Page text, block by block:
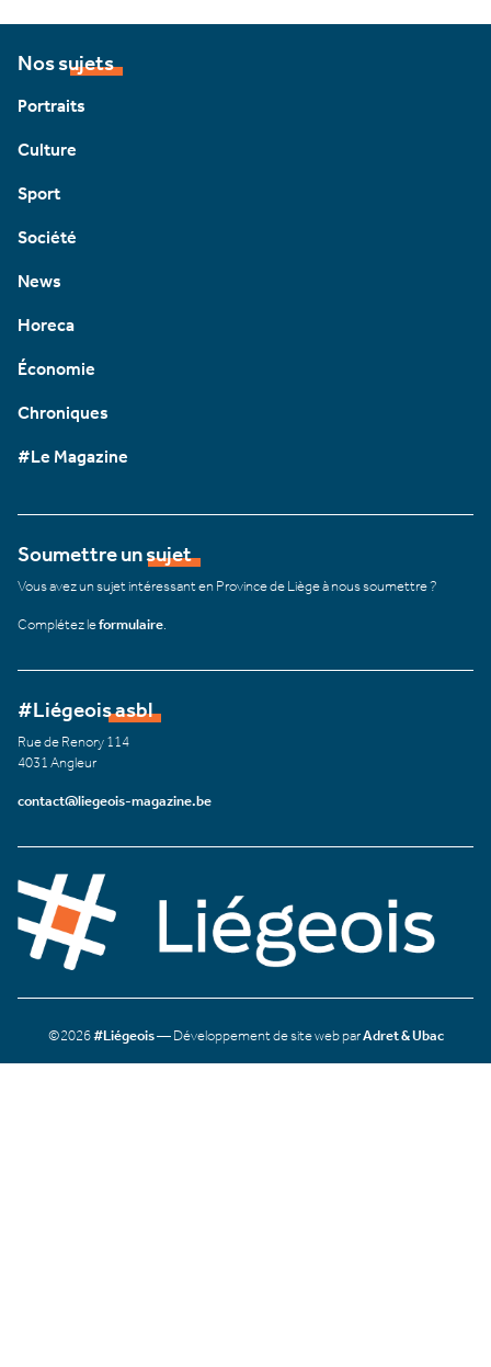
Nos sujets
Portraits
Culture
Sport
Société
News
Horeca
Économie
Chroniques
#Le Magazine
Soumettre un sujet
Vous avez un sujet intéressant en Province de Liège à nous soumettre ?
Complétez leformulaire
#Liégeois asbl
Rue de Renory 114
4031 Angleur
contact@liegeois-magazine.be
©2026#Liégeois— Développement de site web parAdret & Ubac